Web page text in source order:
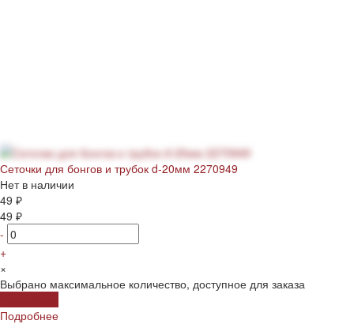
Сеточки для бонгов и трубок d-20мм 2270949
Нет в наличии
49 ₽
49 ₽
-
+
×
Выбрано максимальное количество, доступное для заказа
Подробнее